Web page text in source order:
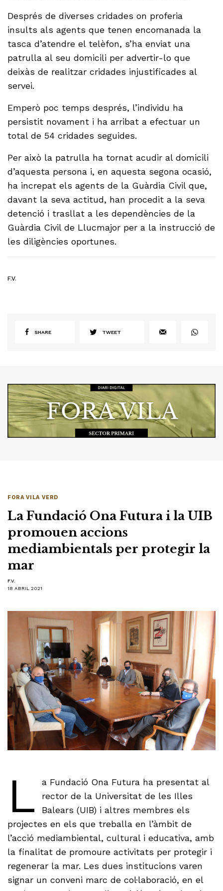
Després de diverses cridades on proferia
insults als agents que tenen encomanada la
tasca d’atendre el telèfon, s’ha enviat una
patrulla al seu domicili per advertir-lo que
deixàs de realitzar cridades injustificades al
servei.
Emperò poc temps després, l’individu ha
persistit novament i ha arribat a efectuar un
total de 54 cridades seguides.
Per això la patrulla ha tornat acudir al domicili
d’aquesta persona i, en aquesta segona ocasió,
ha increpat els agents de la Guàrdia Civil que,
davant la seva actitud, han procedit a la seva
detenció i trasllat a les dependències de la
Guàrdia Civil de Llucmajor per a la instrucció de
les diligències oportunes.
F.V.
SHARE TWEET
FORA VILA VERD
La Fundació Ona Futura i la UIB
promouen accions
mediambientals per protegir la
mar
F.V.
18 ABRIL 2021
L
a Fundació Ona Futura ha presentat al
rector de la Universitat de les Illes
Balears (UIB) i altres membres els
projectes en els que treballa en l’àmbit de
l’acció mediambiental, cultural i educativa, amb
la finalitat de promoure activitats per protegir i
regenerar la mar. Les dues institucions varen
signar un conveni marc de col·laboració, en el